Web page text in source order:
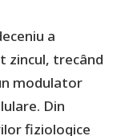
a
zincul, trecând
modulator
Din
fiziologice